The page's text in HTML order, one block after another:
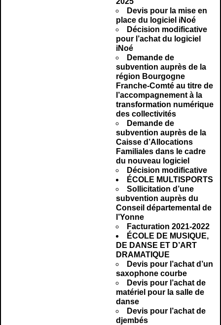
Devis pour la mise en
place du logiciel iNoé
Décision modificative
pour l’achat du logiciel
iNoé
Demande de
subvention auprès de la
région Bourgogne
Franche-Comté au titre de
l’accompagnement à la
transformation numérique
des collectivités
Demande de
subvention auprès de la
Caisse d’Allocations
Familiales dans le cadre
du nouveau logiciel
Décision modificative
ÉCOLE MULTISPORTS
Sollicitation d’une
subvention auprès du
Conseil départemental de
l’Yonne
Facturation 2021-2022
ÉCOLE DE MUSIQUE,
DE DANSE ET D’ART
DRAMATIQUE
Devis pour l’achat d’un
saxophone courbe
Devis pour l’achat de
matériel pour la salle de
danse
Devis pour l’achat de
djembés